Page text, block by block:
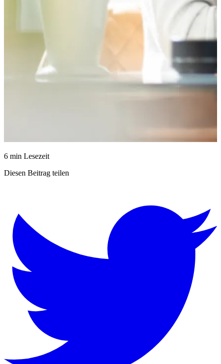
6 min Lesezeit
Diesen Beitrag teilen